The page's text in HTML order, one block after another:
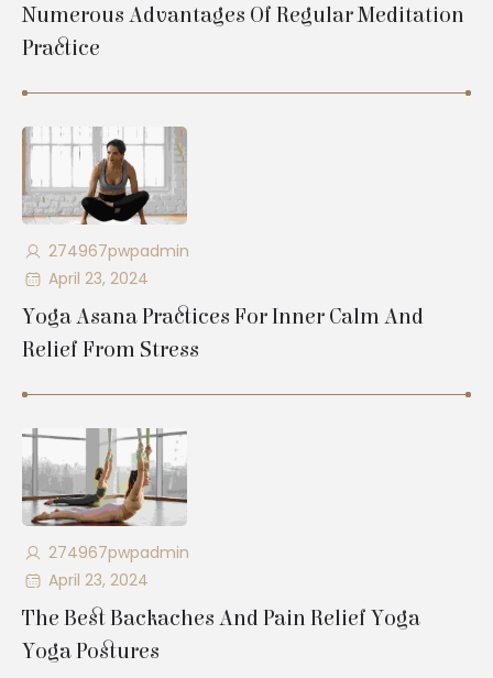
Numerous Advantages Of Regular Meditation
Practice
April 23, 2024
274967pwpadmin
Yoga Asana Practices For Inner Calm And
Relief From Stress
April 23, 2024
274967pwpadmin
The Best Backaches And Pain Relief Yoga
Yoga Postures